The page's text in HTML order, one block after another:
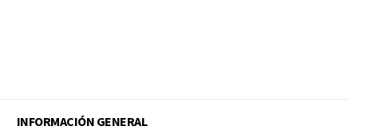
INFORMACIÓN GENERAL